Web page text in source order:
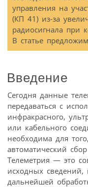
управления на
(КП 41) из-за
радиосигнала при
В статье
Введение
Сегодня данные
передаваться с
инфракрасного,
или кабельного
необходима для
автоматический
Телеметрия — это
исходных сведений,
дальнейшей